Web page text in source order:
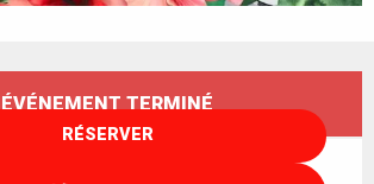
ÉVÉNEMENT TERMINÉ
RÉSERVER